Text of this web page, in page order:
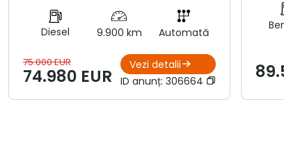
Diesel 9.900 km Automată
75.000 EUR
74.980 EUR
Vezi detalii
ID anunț: 306664